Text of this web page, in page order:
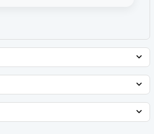
Bu ürüne ilk yorumu siz yapın!